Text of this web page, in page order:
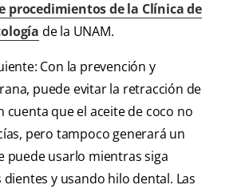
procedimientos de la Clínica de
de la UNAM.
Con la prevención y
puede evitar la retracción de
cuenta que el aceite de coco no
pero tampoco generará un
puede usarlo mientras siga
y usando hilo dental. Las